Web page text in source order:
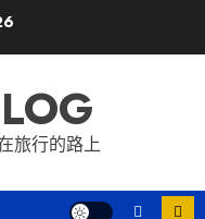
旅行的路上